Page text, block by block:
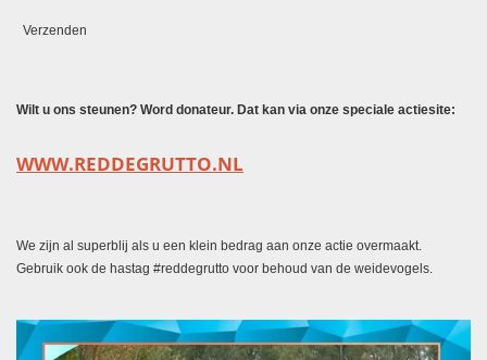
Verzenden
Wilt u ons steunen? Word donateur. Dat kan via onze speciale actiesite:
WWW.REDDEGRUTTO.NL
We zijn al superblij als u een klein bedrag aan onze actie overmaakt.
Gebruik ook de hastag #reddegrutto voor behoud van de weidevogels.